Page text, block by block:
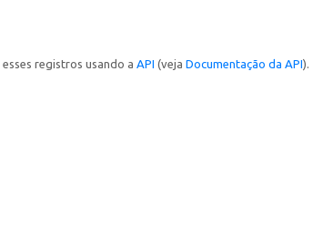
registros usando a API (veja Documentação da API).